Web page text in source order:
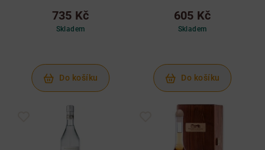
735 Kč
Skladem
Do košíku
605 Kč
Skladem
Do košíku